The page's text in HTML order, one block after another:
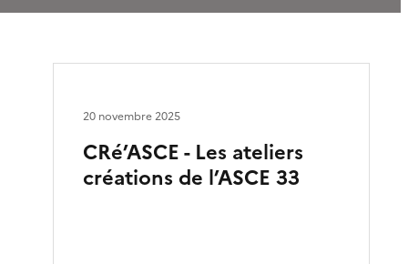
CRé’ASCE - Les ateliers
créations de l’ASCE 33
20 novembre 2025